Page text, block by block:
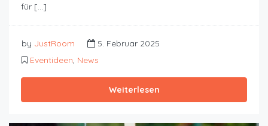
für […]
by JustRoom
5. Februar 2025
Eventideen News
Weiterlesen